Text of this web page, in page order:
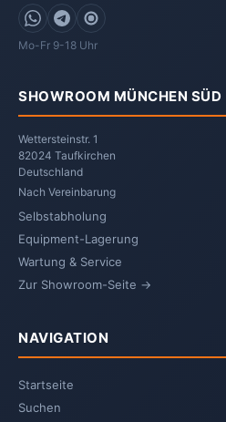
WhatsApp
Telegram
Signal
Mo-Fr 9-18 Uhr
SHOWROOM MÜNCHEN SÜD
Wettersteinstr. 1
82024 Taufkirchen
Deutschland
Nach Vereinbarung
Selbstabholung
Equipment-Lagerung
Wartung & Service
Zur Showroom-Seite →
NAVIGATION
Startseite
Suchen